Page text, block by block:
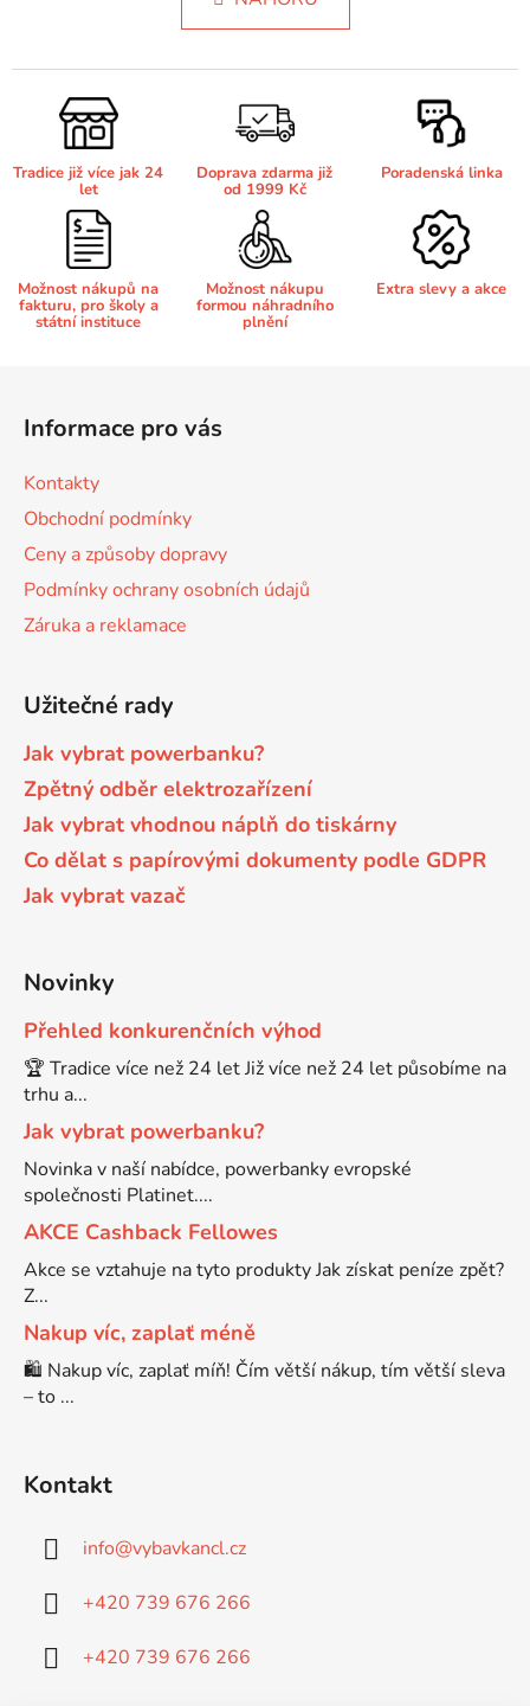
á
d
a
í
p
r
v
k
y
v
ý
p
á
í
Tradice již více jak 24
let
Doprava zdarma již
od 1999 Kč
Poradenská linka
Možnost nákupů na
fakturu, pro školy a
státní instituce
Možnost nákupu
formou náhradního
plnění
Extra slevy a akce
Informace pro vás
Kontakty
Obchodní podmínky
Ceny a způsoby dopravy
Podmínky ochrany osobních údajů
Záruka a reklamace
Užitečné rady
Jak vybrat powerbanku?
Zpětný odběr elektrozařízení
Jak vybrat vhodnou náplň do tiskárny
Co dělat s papírovými dokumenty podle GDPR
Jak vybrat vazač
Novinky
Přehled konkurenčních výhod
🏆 Tradice více než 24 let Již více než 24 let působíme na
trhu a...
Jak vybrat powerbanku?
Novinka v naší nabídce, powerbanky evropské
společnosti Platinet....
AKCE Cashback Fellowes
Akce se vztahuje na tyto produkty Jak získat peníze zpět?
Z...
Nakup víc, zaplať méně
🛍️ Nakup víc, zaplať míň! Čím větší nákup, tím větší sleva
– to ...
Kontakt
info@vybavkancl.cz
+420 739 676 266
+420 739 676 266